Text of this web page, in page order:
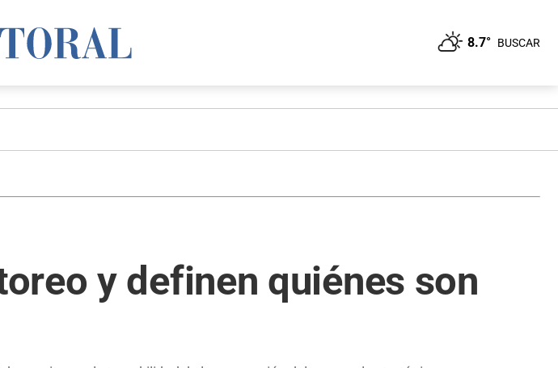
8.7° BUSCAR
y definen quiénes son